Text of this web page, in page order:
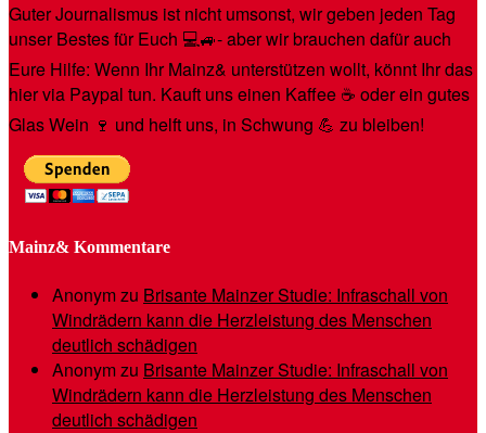
Guter Journalismus ist nicht umsonst, wir geben jeden Tag
unser Bestes für Euch 💻🚙- aber wir brauchen dafür auch
Eure Hilfe: Wenn Ihr Mainz& unterstützen wollt, könnt Ihr das
hier via Paypal tun. Kauft uns einen Kaffee ☕️ oder ein gutes
Glas Wein 🍷 und helft uns, in Schwung 💪 zu bleiben!
Mainz& Kommentare
Anonymzu Brisante Mainzer Studie: Infraschall von
Windrädern kann die Herzleistung des Menschen
deutlich schädigen
Anonymzu Brisante Mainzer Studie: Infraschall von
Windrädern kann die Herzleistung des Menschen
deutlich schädigen